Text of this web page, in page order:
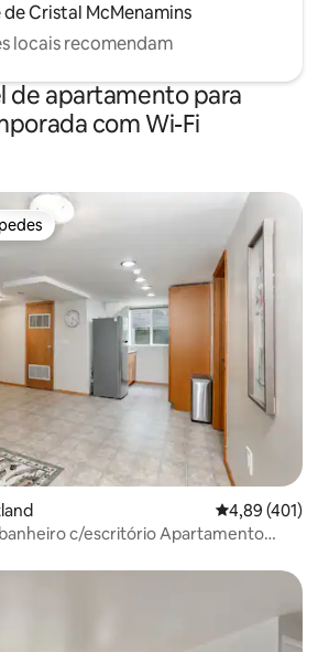
de Cristal McMenamins
locais recomendam
de apartamento para
com Wi-Fi
4,89 de uma
4,89 (401)
banheiro c/escritório Apartamento